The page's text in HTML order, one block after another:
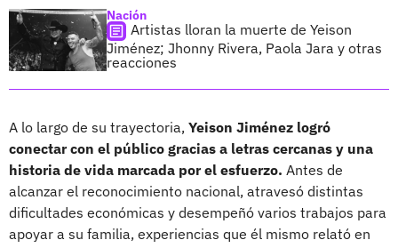
Nación
Artistas lloran la muerte de Yeison
Jiménez; Jhonny Rivera, Paola Jara y otras
reacciones
A lo largo de su trayectoria, Yeison Jiménez logró
conectar con el público gracias a letras cercanas y una
historia de vida marcada por el esfuerzo. Antes de
alcanzar el reconocimiento nacional, atravesó distintas
dificultades económicas y desempeñó varios trabajos para
apoyar a su familia, experiencias que él mismo relató en